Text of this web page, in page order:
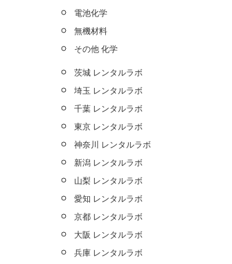
電池化学
無機材料
その他 化学
茨城 レンタルラボ
埼玉 レンタルラボ
千葉 レンタルラボ
東京 レンタルラボ
神奈川 レンタルラボ
新潟 レンタルラボ
山梨 レンタルラボ
愛知 レンタルラボ
京都 レンタルラボ
大阪 レンタルラボ
兵庫 レンタルラボ